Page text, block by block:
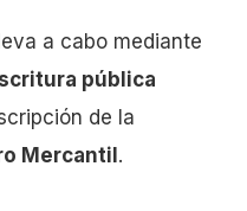
a cabo mediante
pública
de la
Mercantil .